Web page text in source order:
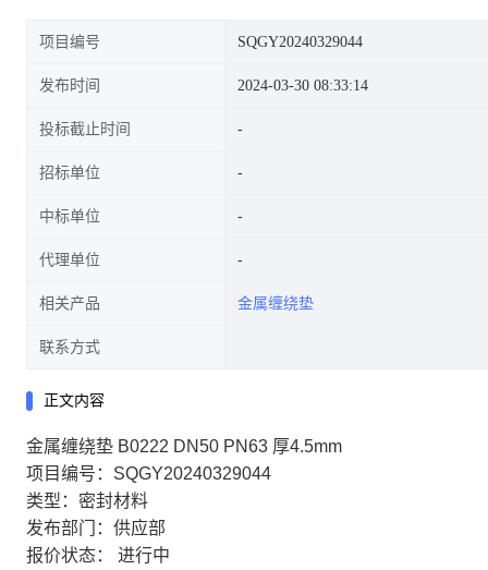
项目编号 SQGY20240329044
发布时间 2024-03-30 08:33:14
投标截止时间
招标单位
中标单位
代理单位
相关产品 金属缠绕垫
联系方式
正文内容
金属缠绕垫 B0222 DN50 PN63 厚4.5mm
项目编号：SQGY20240329044
类型：密封材料
发布部门：供应部
报价状态：
进行中